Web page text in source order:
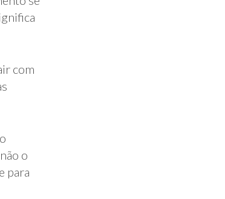
com
o
para